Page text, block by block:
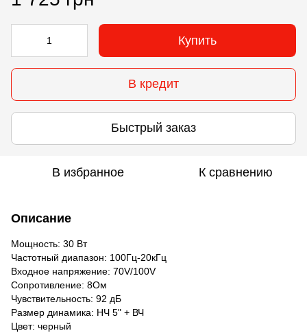
Купить
В кредит
Быстрый заказ
В избранное К сравнению
Описание
Мощность: 30 Вт
Частотный диапазон: 100Гц-20кГц
Входное напряжение: 70V/100V
Сопротивление: 8Ом
Чувствительность: 92 дБ
Размер динамика: НЧ 5" + ВЧ
Цвет: черный